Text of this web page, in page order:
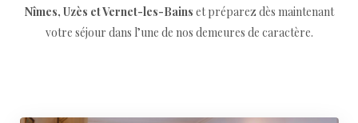
Nîmes, Uzès et Vernet-les-Bains et préparez dès maintenant
votre séjour dans l’une de nos demeures de caractère.